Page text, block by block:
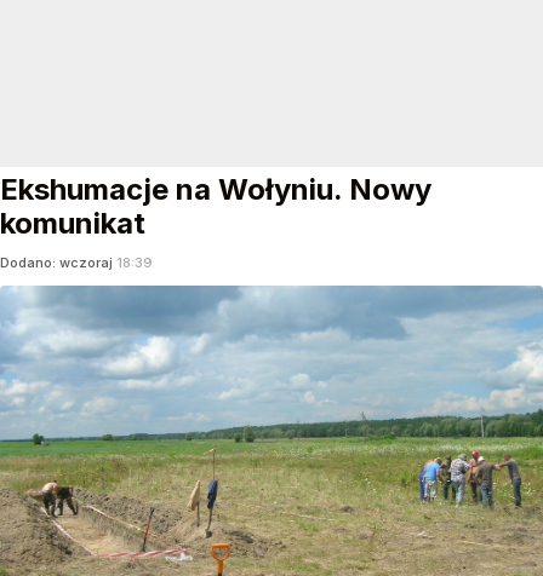
Ekshumacje na Wołyniu. Nowy
komunikat
Dodano: wczoraj 18:39